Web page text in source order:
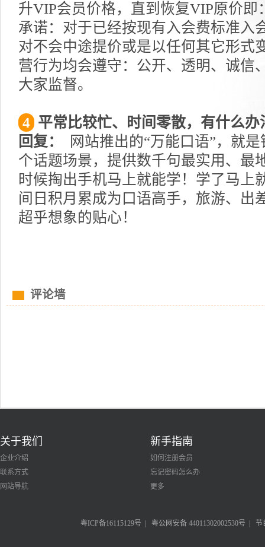
升VIP会员价格，直到恢复VIP原价即
承诺：对于已经按现有入会费标准入
对不会中途提价或是以任何其它形式
营行为均会遵守：公开、透明、诚信
大家监督。
4 平常比较忙、时间零散，有什么
回复：
网站推出的“万能口语”，就
个话题场景，提供数千句最实用、最
时候掏出手机马上就能学！学了马上
间日积月累成为口语高手，旅游、出
超乎想象的贴心！
评论墙
关于我们
企业介绍
联系方式
网站导航
新手指南
如何注册会员
忘记密码怎么办
更多
粤ICP备16115129号 粤公网安备 44011302002530号 节